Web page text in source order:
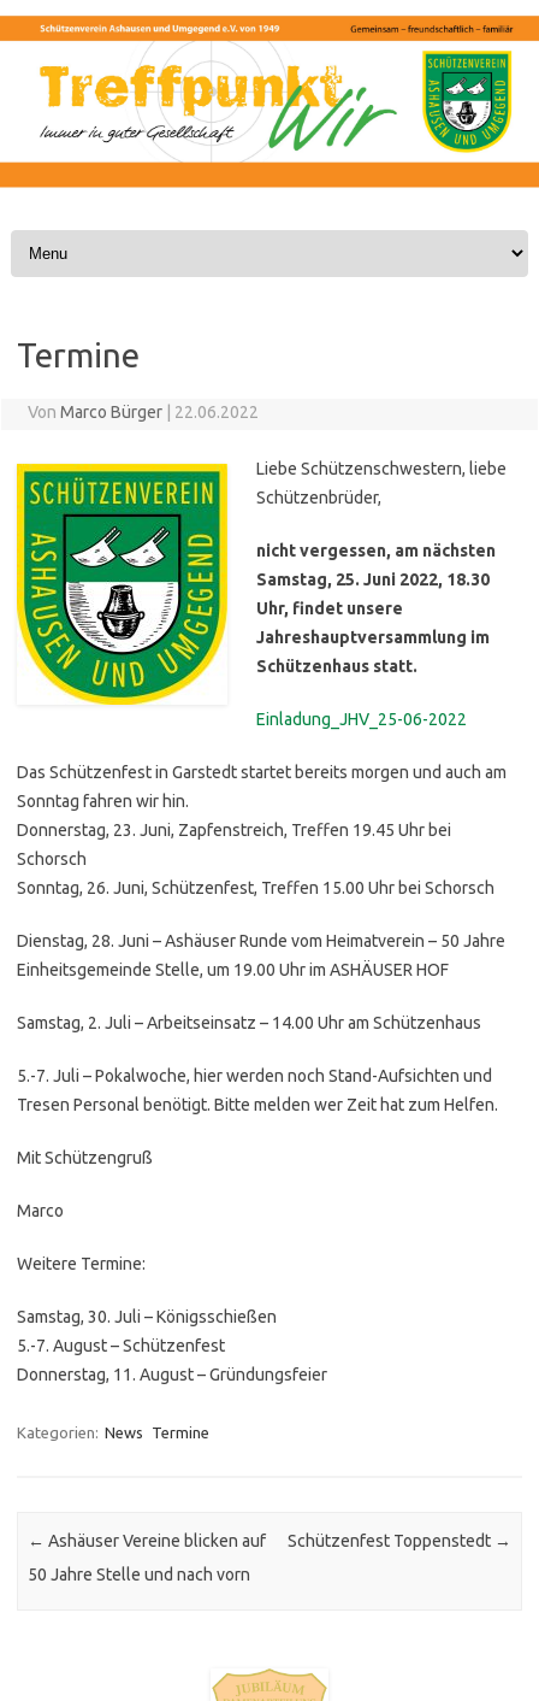
Skip to content
Termine
Von Marco Bürger 22.06.2022
Liebe Schützenschwestern, liebe
Schützenbrüder,
nicht vergessen, am nächsten
Samstag, 25. Juni 2022, 18.30
Uhr, findet unsere
Jahreshauptversammlung im
Schützenhaus statt.
Einladung_JHV_25-06-2022
Das Schützenfest in Garstedt startet bereits morgen und auch am
Sonntag fahren wir hin.
Donnerstag, 23. Juni, Zapfenstreich, Treffen 19.45 Uhr bei
Schorsch
Sonntag, 26. Juni, Schützenfest, Treffen 15.00 Uhr bei Schorsch
Dienstag, 28. Juni – Ashäuser Runde vom Heimatverein – 50 Jahre
Einheitsgemeinde Stelle, um 19.00 Uhr im ASHÄUSER HOF
Samstag, 2. Juli – Arbeitseinsatz – 14.00 Uhr am Schützenhaus
5.-7. Juli – Pokalwoche, hier werden noch Stand-Aufsichten und
Tresen Personal benötigt. Bitte melden wer Zeit hat zum Helfen.
Mit Schützengruß
Marco
Weitere Termine:
Samstag, 30. Juli – Königsschießen
5.-7. August – Schützenfest
Donnerstag, 11. August – Gründungsfeier
Kategorien: News Termine
Post navigation
← Ashäuser Vereine blicken auf
50 Jahre Stelle und nach vorn
Schützenfest Toppenstedt →